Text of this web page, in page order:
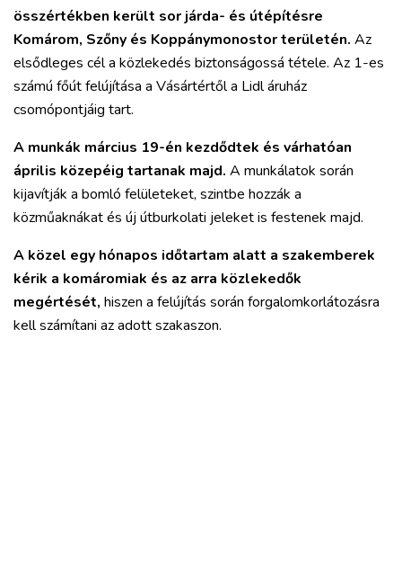
összértékben került sor járda- és útépítésre
Komárom, Szőny és Koppánymonostor területén. Az
elsődleges cél a közlekedés biztonságossá tétele. Az 1-es
számú főút felújítása a Vásártértől a Lidl áruház
csomópontjáig tart.
A munkák március 19-én kezdődtek és várhatóan
április közepéig tartanak majd. A munkálatok során
kijavítják a bomló felületeket, szintbe hozzák a
közműaknákat és új útburkolati jeleket is festenek majd.
A közel egy hónapos időtartam alatt a szakemberek
kérik a komáromiak és az arra közlekedők
megértését, hiszen a felújítás során forgalomkorlátozásra
kell számítani az adott szakaszon.